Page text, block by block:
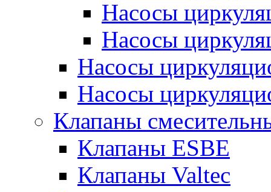
Насосы
Насосы
Насосы
Насосы
Клапаны
Клапаны ESBE
Клапаны Valtec